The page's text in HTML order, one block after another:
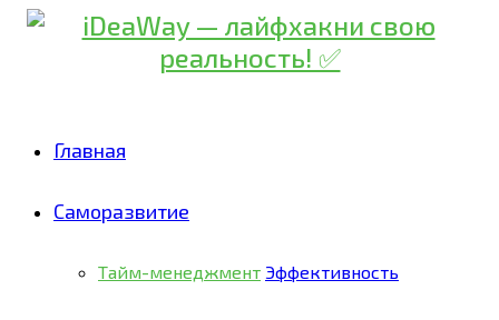
Skip
Главная
Саморазвитие
Тайм-менеджмент Эффективность